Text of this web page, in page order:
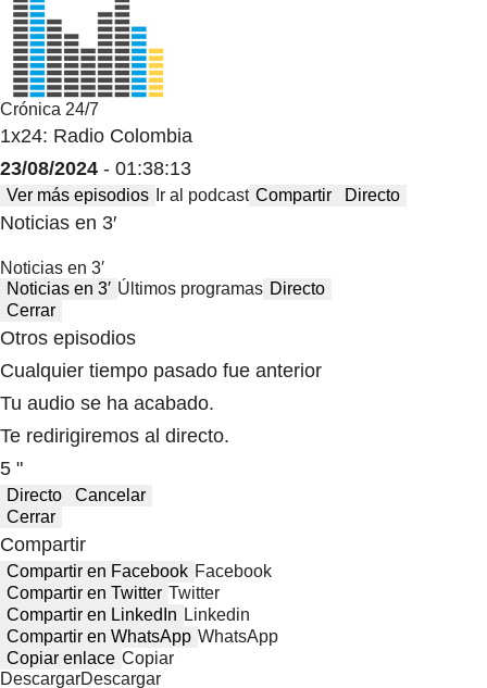
Crónica 24/7
1x24: Radio Colombia
23/08/2024 - 01:38:13
Ver más episodios Ir al podcast Compartir Directo
Noticias en 3′
Noticias en 3′
Noticias en 3′ Últimos programas Directo
Cerrar
Otros episodios
Cualquier tiempo pasado fue anterior
Tu audio se ha acabado.
Te redirigiremos al directo.
5 "
Directo
Cancelar
Cerrar
Compartir
Compartir en Facebook Facebook
Compartir en Twitter Twitter
Compartir en LinkedIn Linkedin
Compartir en WhatsApp WhatsApp
Copiar enlace Copiar
DescargarDescargar